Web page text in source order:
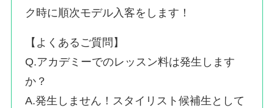
ク時に順次モデル入客をします！
【よくあるご質問】
Q.アカデミーでのレッスン料は発生します
か？
A.発生しません！スタイリスト候補生として